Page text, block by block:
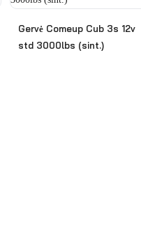
Gervė Comeup Cub 3s 12v
std 3000lbs (sint.)